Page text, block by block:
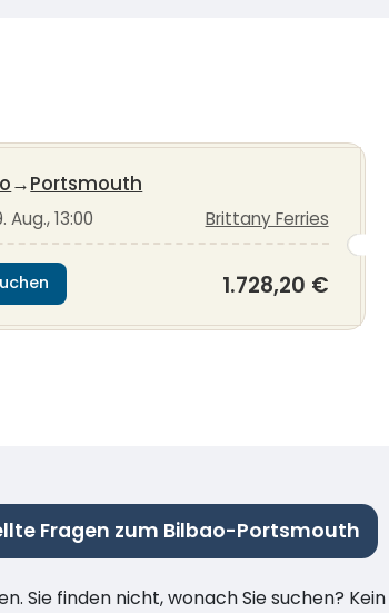
→Portsmouth
Aug., 13:00 Brittany Ferries
1.728,20 €
Fragen zum Bilbao-Portsmouth
Sie finden nicht, wonach Sie suchen?